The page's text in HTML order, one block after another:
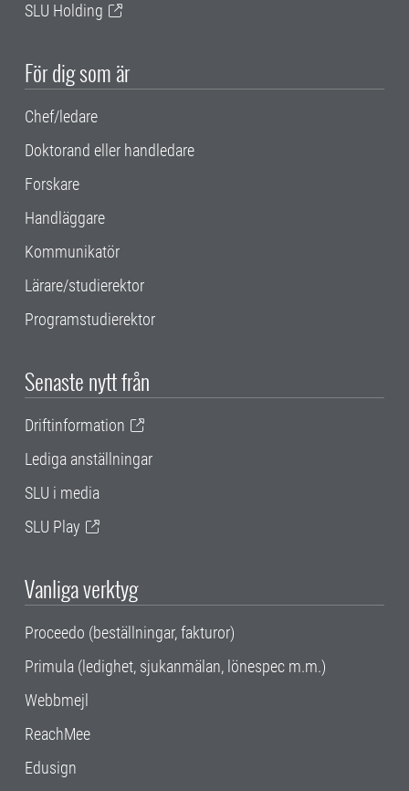
SLU Holding
För dig som är
Chef/ledare
Doktorand eller handledare
Forskare
Handläggare
Kommunikatör
Lärare/studierektor
Programstudierektor
Senaste nytt från
Driftinformation
Lediga anställningar
SLU i media
SLU Play
Vanliga verktyg
Proceedo (beställningar, fakturor)
Primula (ledighet, sjukanmälan, lönespec m.m.)
Webbmejl
ReachMee
Edusign